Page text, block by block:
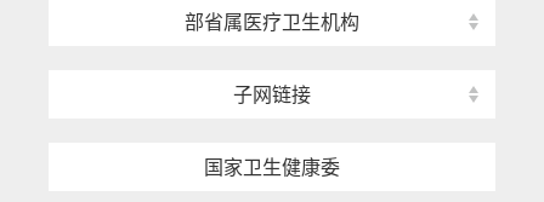
部省属医疗卫生机构
子网链接
国家卫生健康委